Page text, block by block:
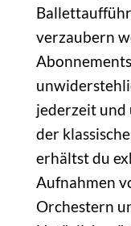
verzaubern
jederzeit
der
erhältst du
Aufnahmen
Orchestern